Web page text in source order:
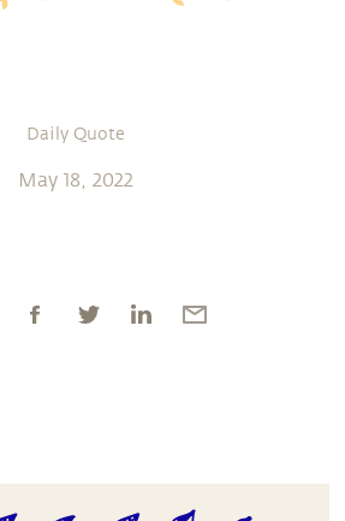
Daily Quote
May 18, 2022